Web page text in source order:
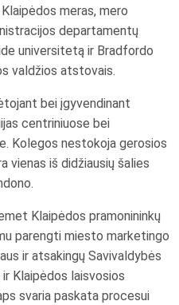
meras, mero
departamentų
universitetą ir Bradfordo
valdžios atstovais.
bei įgyvendinant
centriniuose bei
Kolegos nestokoja gerosios
vienas iš didžiausių šalies
Klaipėdos pramonininkų
parengti miesto marketingo
ir atsakingų Savivaldybės
Klaipėdos laisvosios
svaria paskata procesui